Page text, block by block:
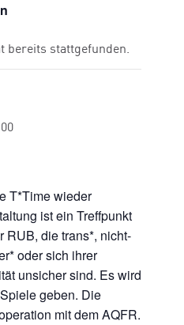
bereits stattgefunden.
T*Time wieder
ist ein Treffpunkt
RUB, die trans*, nicht-
oder sich ihrer
unsicher sind. Es wird
geben. Die
mit dem AQFR.